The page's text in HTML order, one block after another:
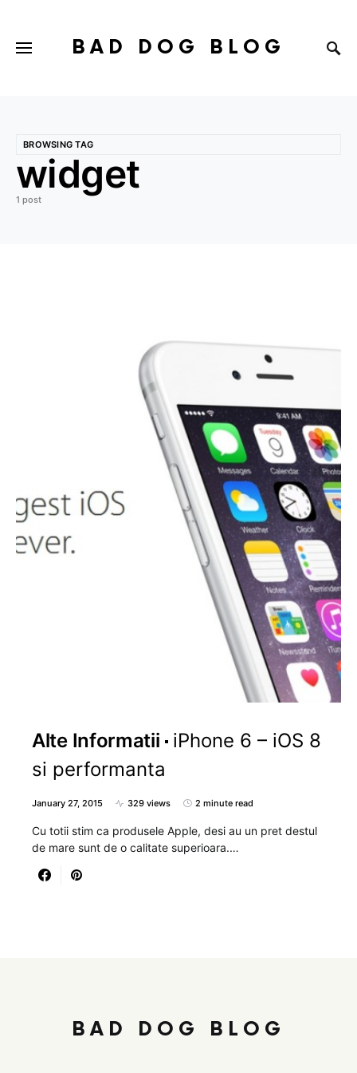
BAD DOG BLOG
BROWSING TAG
widget
1 post
Alte Informatii
iPhone 6 – iOS 8
si performanta
January 27, 2015 329 views 2 minute read
Cu totii stim ca produsele Apple, desi au un pret destul
de mare sunt de o calitate superioara.…
BAD DOG BLOG